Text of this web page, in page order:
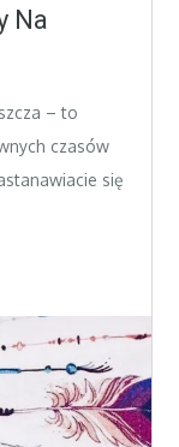
Na
– to
czasów
się